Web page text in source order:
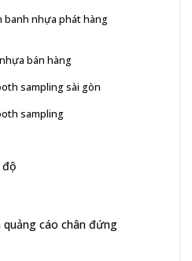
banh nhựa phát hàng
bán hàng
sampling sài gòn
sampling
quảng cáo chân đứng